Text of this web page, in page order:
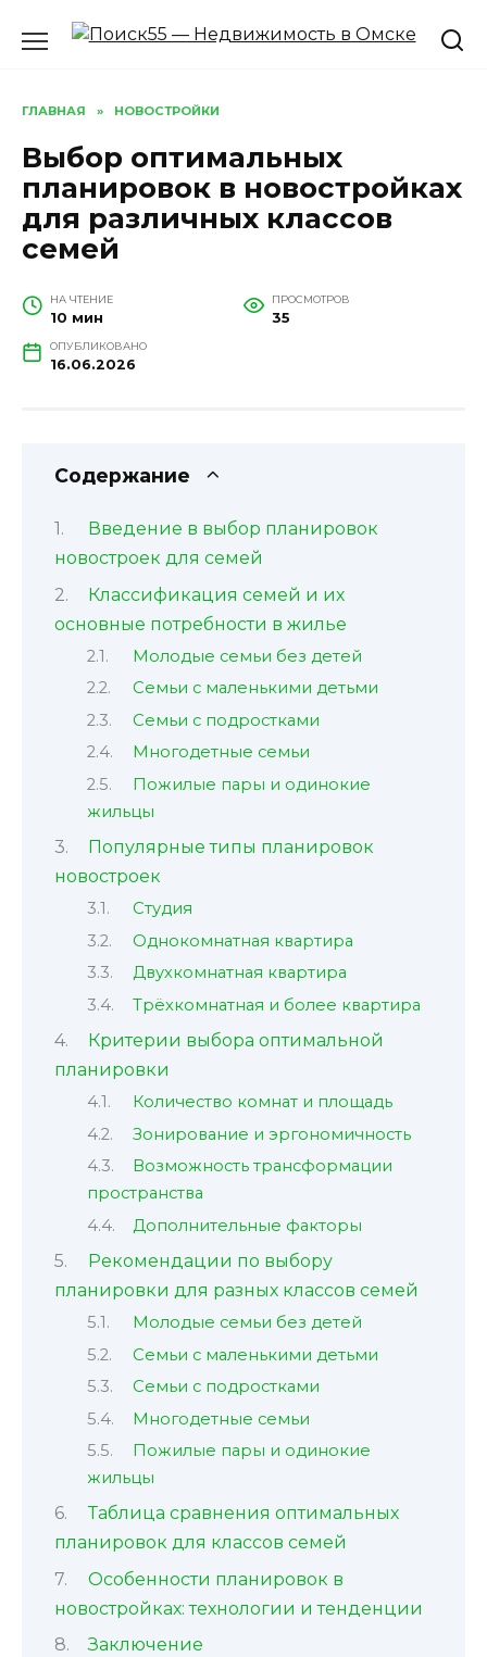
ГЛАВНАЯ » НОВОСТРОЙКИ
Выбор оптимальных
планировок в новостройках
для различных классов
семей
НА ЧТЕНИЕ
10 мин
ПРОСМОТРОВ
35
ОПУБЛИКОВАНО
16.06.2026
Содержание
Введение в выбор планировок
новостроек для семей
Классификация семей и их
основные потребности в жилье
Молодые семьи без детей
Семьи с маленькими детьми
Семьи с подростками
Многодетные семьи
Пожилые пары и одинокие
жильцы
Популярные типы планировок
новостроек
Студия
Однокомнатная квартира
Двухкомнатная квартира
Трёхкомнатная и более квартира
Критерии выбора оптимальной
планировки
Количество комнат и площадь
Зонирование и эргономичность
Возможность трансформации
пространства
Дополнительные факторы
Рекомендации по выбору
планировки для разных классов семей
Молодые семьи без детей
Семьи с маленькими детьми
Семьи с подростками
Многодетные семьи
Пожилые пары и одинокие
жильцы
Таблица сравнения оптимальных
планировок для классов семей
Особенности планировок в
новостройках: технологии и тенденции
Заключение